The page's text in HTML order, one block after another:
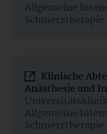
Allgemeine
Schmerztherapie
Klinische
Anästhesie und
Allgemeine
Schmerztherapie